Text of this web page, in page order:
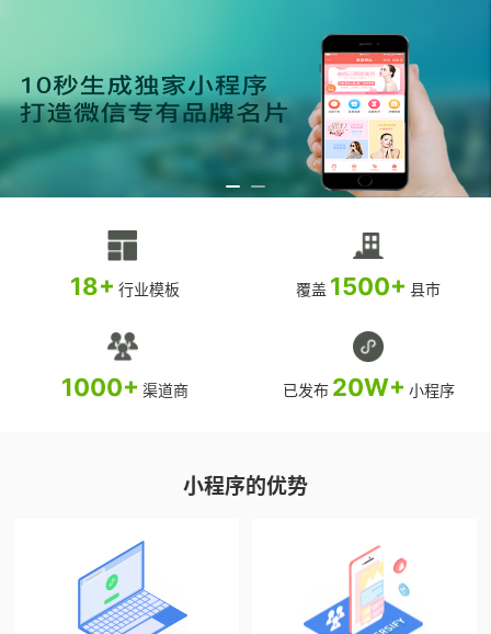
18+ 行业模板 覆盖 1500+ 县市
1000+ 渠道商 已发布 20W+ 小程序
小程序的优势